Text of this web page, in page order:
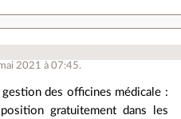
2021 à 07:45.
des officines médicale :
gratuitement dans les